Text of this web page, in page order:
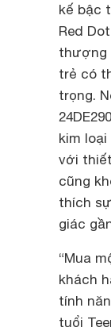
kế bậc
Red
thượng
trẻ có
trọng.
kim
với
cũng
thích
giác
“Mua
khách
tính
tuổi